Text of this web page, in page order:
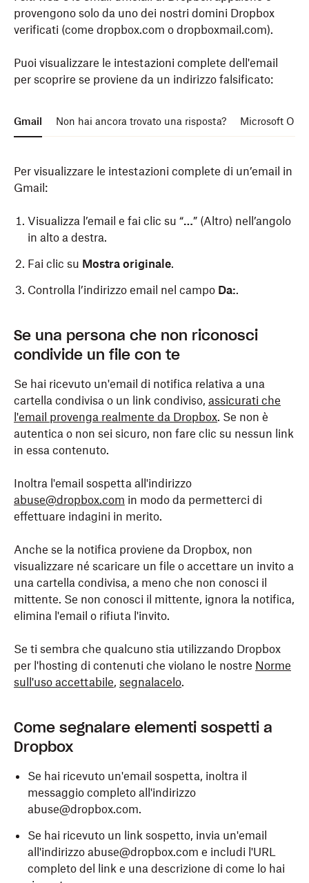
provengono solo da uno dei nostri domini Dropbox
verificati (come dropbox.com o dropboxmail.com).
Puoi visualizzare le intestazioni complete dell'email
per scoprire se proviene da un indirizzo falsificato:
Gmail Non hai ancora trovato una risposta? Microsoft
Per visualizzare le intestazioni complete di un’email in
Gmail:
Visualizza l’email e fai clic su “…” (Altro) nell’angolo
in alto a destra.
Fai clic su Mostra originale.
Controlla l’indirizzo email nel campo Da:.
indirizzo email in Yahoo! Mail:
Fai clic suVisualizza in formato Raw.
Controlla l’indirizzo email nel campoDa:
in Microsoft Outlook Windows o su Web:
finestra.
Seleziona la schedaFilee fai clic suProprietà
Solo Web: fai clic suDettagli messaggio(icona
di una busta con sopra un piccolo documento)
Controlla l’indirizzo email nel campoDa:.
in Apple Mail:
selezionaVisualizza sorgentenel menu popup.
Controlla l’indirizzo email nel campo Da:
Se una persona che non riconosci
condivide un file con te
Se hai ricevuto un'email di notifica relativa a una
cartella condivisa o un link condiviso, assicurati che
l'email provenga realmente da Dropbox. Se non è
autentica o non sei sicuro, non fare clic su nessun link
in essa contenuto.
Inoltra l'email sospetta all'indirizzo
abuse@dropbox.com in modo da permetterci di
effettuare indagini in merito.
Anche se la notifica proviene da Dropbox, non
visualizzare né scaricare un file o accettare un invito a
una cartella condivisa, a meno che non conosci il
mittente. Se non conosci il mittente, ignora la notifica,
elimina l'email o rifiuta l'invito.
Se ti sembra che qualcuno stia utilizzando Dropbox
per l'hosting di contenuti che violano le nostre Norme
sull'uso accettabile, segnalacelo.
Come segnalare elementi sospetti a
Dropbox
Se hai ricevuto un'email sospetta, inoltra il
messaggio completo all'indirizzo
abuse@dropbox.com.
Se hai ricevuto un link sospetto, invia un'email
all'indirizzo abuse@dropbox.com e includi l'URL
completo del link e una descrizione di come lo hai